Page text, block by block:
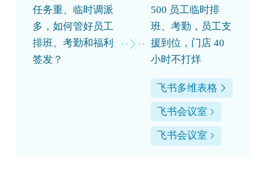
任务重、临时调派
多，如何管好员工
排班、考勤和福利
签发？
500 员工临时排
班、考勤，员工支
援到位，门店 40
小时不打烊
飞书多维表格
飞书会议室
飞书会议室